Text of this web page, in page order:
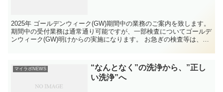
2025年 ゴールデンウィーク(GW)期間中の業務のご案内を致します。
期間中の受付業務は通常通り可能ですが、一部検査についてゴールデ
ンウィーク(GW)明けからの実施になります。 お急ぎの検査等は、事
マイラボNEWS
“なんとなく”の洗浄から、”正し
い洗浄”へ